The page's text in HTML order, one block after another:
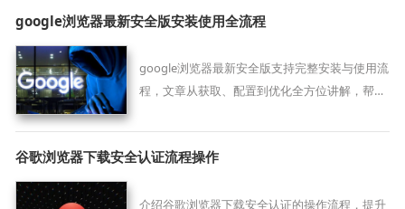
google浏览器最新安全版安装使用全流程
google浏览器最新安全版支持完整安装与使用流
程，文章从获取、配置到优化全方位讲解，帮助
谷歌浏览器下载安全认证流程操作
介绍谷歌浏览器下载安全认证的操作流程，提升